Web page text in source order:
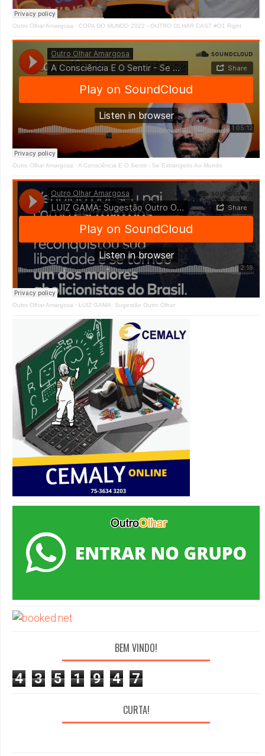
Outro Olhar Amargosa · COPA DO MUNDO 2022 - OUTRO OLHAR CAST #O1 Right
Outro Olhar Amargosa · A Consciência E O Sentir - Se Estrangeiro Ao Mundo
Outro Olhar Amargosa · LUIZ GAMA: Sugestão Outro Olhar
BEM VINDO!
4 3 5 1 9 4 7
CURTA!